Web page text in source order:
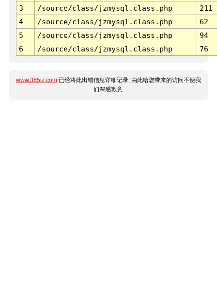
3 /source/class/jzmysql.class.php
211
4
/source/class/jzmysql.class.php
62
5
/source/class/jzmysql.class.php
94
6
/source/class/jzmysql.class.php 76
www.365jz.com 已经将此出错信息详细记录, 由此给您带来的访问不便我
们深感歉意.